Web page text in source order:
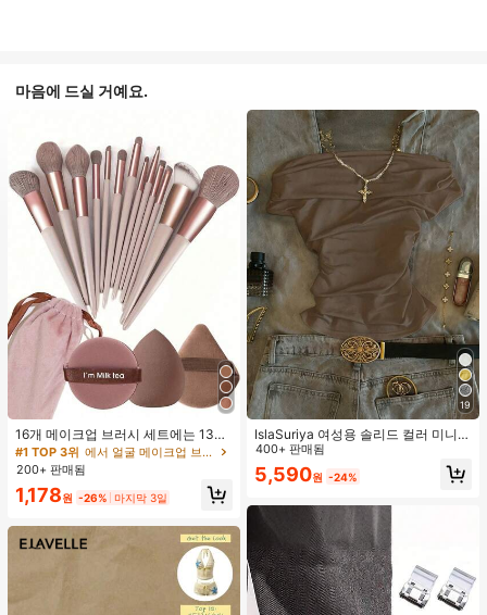
마음에 드실 거예요.
16개 메이크업 브러시 세트에는 13개
메이크업 브러시, 1개 눈물 모양 메이
크업 스펀지, 1개 둥근 쿠션 파우더 브
러시, 1개 삼각형 메이크업 스펀지가
포함되어 있습니다 - 클래식 세트. 부
드럽고 피부 친화적인 합성 모로 만들
어졌습니다. 여성과 소녀에게 완벽하
며, 가을과 겨울에 이상적입니다.
#1 TOP 3위
에서 얼굴 메이크업 브러시 세트
200+ 판매됨
1,178원 -26% 마지막 3일
19
IslaSuriya 여성용 솔리드 컬러 미니멀
리스트 오프숄더 티셔츠, 캐주얼 일상
복
400+ 판매됨
5,590원 -24%